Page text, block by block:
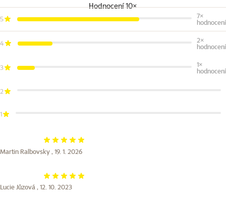
Hodnocení 10×
5
7×
hodnocení
4
2×
hodnocení
3
1×
hodnocení
2
1
Hodnocení 100%
Martin Ralbovsky , 19. 1. 2026
Hodnocení 100%
Lucie Jůzová , 12. 10. 2023